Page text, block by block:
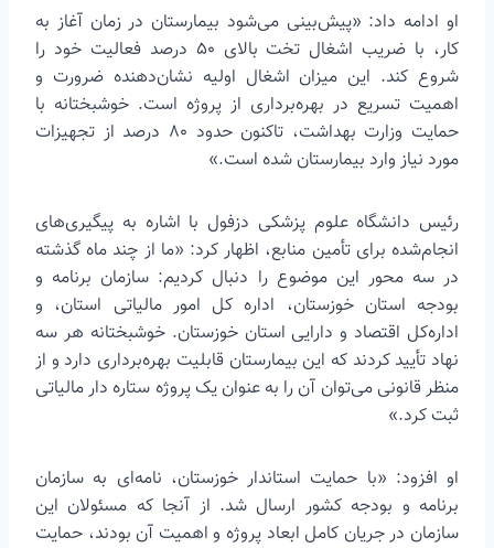
او ادامه داد: «پیش‌بینی می‌شود بیمارستان در زمان آغاز به
کار، با ضریب اشغال تخت بالای ۵۰ درصد فعالیت خود را
شروع کند. این میزان اشغال اولیه نشان‌دهنده ضرورت و
اهمیت تسریع در بهره‌برداری از پروژه است. خوشبختانه با
حمایت وزارت بهداشت، تاکنون حدود ۸۰ درصد از تجهیزات
مورد نیاز وارد بیمارستان شده است.»
رئیس دانشگاه علوم پزشکی دزفول با اشاره به پیگیری‌های
انجام‌شده برای تأمین منابع، اظهار کرد: «ما از چند ماه گذشته
در سه محور این موضوع را دنبال کردیم: سازمان برنامه و
بودجه استان خوزستان، اداره کل امور مالیاتی استان، و
اداره‌کل اقتصاد و دارایی استان خوزستان. خوشبختانه هر سه
نهاد تأیید کردند که این بیمارستان قابلیت بهره‌برداری دارد و از
منظر قانونی می‌توان آن را به عنوان یک پروژه ستاره دار مالیاتی
ثبت کرد.»
او افزود: «با حمایت استاندار خوزستان، نامه‌ای به سازمان
برنامه و بودجه کشور ارسال شد. از آنجا که مسئولان این
سازمان در جریان کامل ابعاد پروژه و اهمیت آن بودند، حمایت